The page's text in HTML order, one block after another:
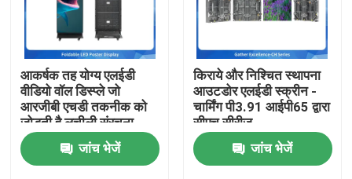
हमारे बारे में
फैक्टरी यात्रा
गुणवत्ता नियंत्रण
आकर्षक तह योग्य एलईडी
वीडियो वॉल डिस्प्ले जो
आरजीबी एचडी तकनीक को
जोड़ती है लचीली संरचना
ऊर्जा संरक्षण और घटनाओं के
लिए एकदम सही ध्वनि प्रणाली
में निर्मित
जांच भेजें
किराये और निश्चित स्थापना
आउटडोर एलईडी स्क्रीन -
चार्मिंग पी3.91 आईपी65 द्वारा
सीएच सीरीज
जांच भेजें